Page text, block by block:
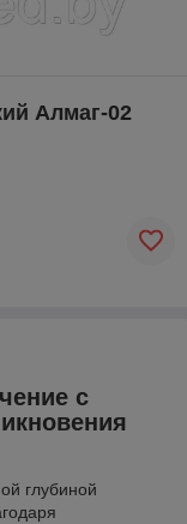
Алмаг-02
с
глубиной